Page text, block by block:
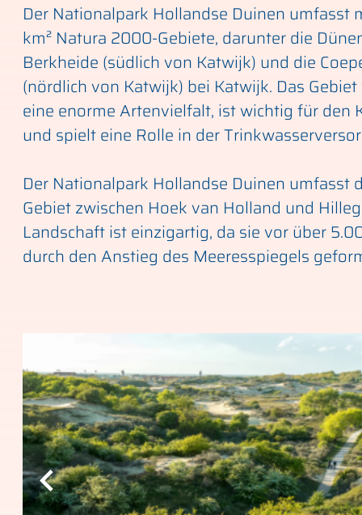
Der Nationalpark Hollandse Duinen umfasst
km² Natura 2000-Gebiete, darunter die
Berkheide (südlich von Katwijk) und die
(nördlich von Katwijk) bei Katwijk. Das
eine enorme Artenvielfalt, ist wichtig für den
und spielt eine Rolle in der
Der Nationalpark Hollandse Duinen umfasst
Gebiet zwischen Hoek van Holland und
Landschaft ist einzigartig, da sie vor über
durch den Anstieg des Meeresspiegels